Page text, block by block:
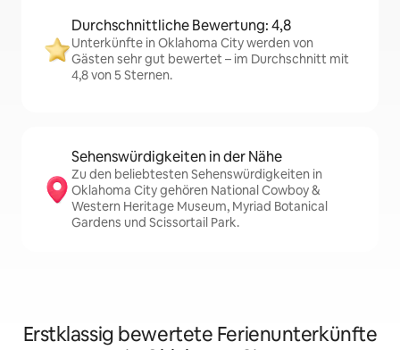
Durchschnittliche Bewertung: 4,8
Unterkünfte in Oklahoma City werden von
Gästen sehr gut bewertet – im Durchschnitt mit
4,8 von 5 Sternen.
Sehenswürdigkeiten in der Nähe
Zu den beliebtesten Sehenswürdigkeiten in
Oklahoma City gehören National Cowboy &
Western Heritage Museum, Myriad Botanical
Gardens und Scissortail Park.
Erstklassig bewertete Ferienunterkünfte